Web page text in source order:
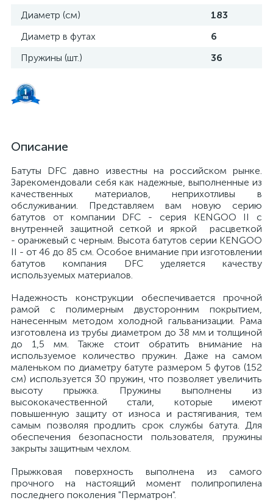
Диаметр (см)
183
Диаметр в футах
6
Пружины (шт.)
36
Описание
Батуты DFC давно известны на российском рынке.
Зарекомендовали себя как надежные, выполненные из
качественных материалов, неприхотливы в
обслуживании. Представляем вам новую серию
батутов от компании DFC - серия KENGOO II с
внутренней защитной сеткой и яркой расцветкой
- оранжевый с черным. Высота батутов серии KENGOO
II - от 46 до 85 см. Особое внимание при изготовлении
батутов компания DFC уделяется качеству
используемых материалов.
Надежность конструкции обеспечивается прочной
рамой с полимерным двусторонним покрытием,
нанесенным методом холодной гальванизации. Рама
изготовлена из трубы диаметром до 38 мм и толщиной
до 1,5 мм. Также стоит обратить внимание на
используемое количество пружин. Даже на самом
маленьком по диаметру батуте размером 5 футов (152
см) используется 30 пружин, что позволяет увеличить
высоту прыжка. Пружины выполнены из
высококачественной стали, которые имеют
повышенную защиту от износа и растягивания, тем
самым позволяя продлить срок службы батута. Для
обеспечения безопасности пользователя, пружины
закрыты защитным чехлом.
Прыжковая поверхность выполнена из самого
прочного на настоящий момент полипропилена
последнего поколения "Перматрон".